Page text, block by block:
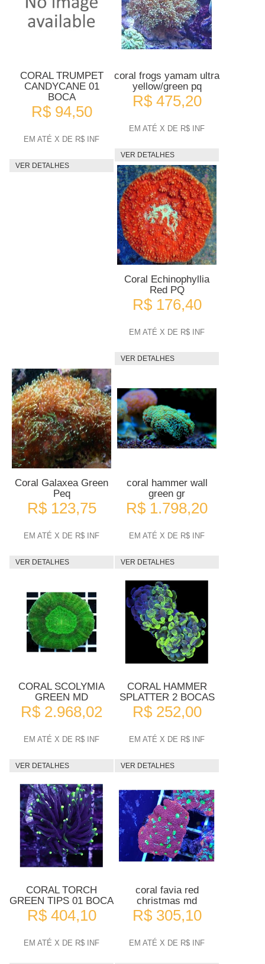
CORAL TRUMPET
CANDYCANE 01
BOCA
R$ 94,50
EM ATÉ X DE R$ INF
VER DETALHES
coral frogs yamam ultra
yellow/green pq
R$ 475,20
EM ATÉ X DE R$ INF
VER DETALHES
Coral Echinophyllia
Red PQ
R$ 176,40
EM ATÉ X DE R$ INF
VER DETALHES
Coral Galaxea Green
Peq
R$ 123,75
EM ATÉ X DE R$ INF
VER DETALHES
coral hammer wall
green gr
R$ 1.798,20
EM ATÉ X DE R$ INF
VER DETALHES
CORAL SCOLYMIA
GREEN MD
R$ 2.968,02
EM ATÉ X DE R$ INF
VER DETALHES
CORAL HAMMER
SPLATTER 2 BOCAS
R$ 252,00
EM ATÉ X DE R$ INF
VER DETALHES
CORAL TORCH
GREEN TIPS 01 BOCA
R$ 404,10
EM ATÉ X DE R$ INF
coral favia red
christmas md
R$ 305,10
EM ATÉ X DE R$ INF